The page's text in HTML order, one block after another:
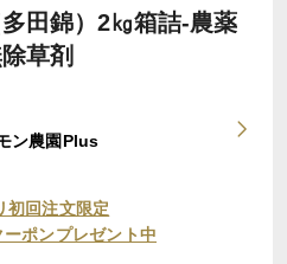
多田錦）2㎏箱詰-農薬
草剤
ン農園Plus
初回注文限定
ポンプレゼント中